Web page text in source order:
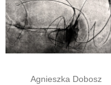
Agnieszka Dobosz